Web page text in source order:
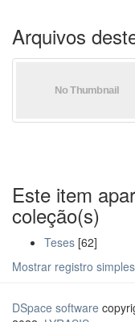
Arquivos
Este item
coleção(s)
Teses [62]
Mostrar registro simples
DSpace software